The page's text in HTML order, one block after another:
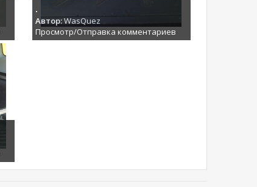
.
Автор:WasQuez
Просмотр/Отправка комментариев